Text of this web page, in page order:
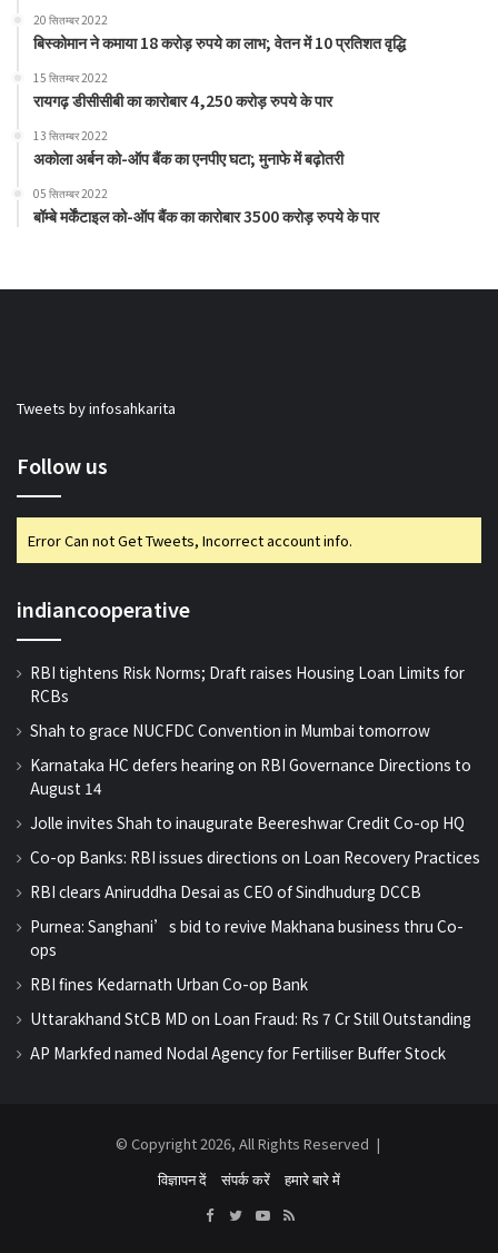
20 सितम्बर 2022
बिस्कोमान ने कमाया 18 करोड़ रुपये का लाभ; वेतन में 10 प्रतिशत वृद्धि
15 सितम्बर 2022
रायगढ़ डीसीसीबी का कारोबार 4,250 करोड़ रुपये के पार
13 सितम्बर 2022
अकोला अर्बन को-ऑप बैंक का एनपीए घटा; मुनाफे में बढ़ोतरी
05 सितम्बर 2022
बॉम्बे मर्केंटाइल को-ऑप बैंक का कारोबार 3500 करोड़ रुपये के पार
Tweets by infosahkarita
Follow us
Error Can not Get Tweets, Incorrect account info.
indiancooperative
RBI tightens Risk Norms; Draft raises Housing Loan Limits for
RCBs
Shah to grace NUCFDC Convention in Mumbai tomorrow
Karnataka HC defers hearing on RBI Governance Directions to
August 14
Jolle invites Shah to inaugurate Beereshwar Credit Co-op HQ
Co-op Banks: RBI issues directions on Loan Recovery Practices
RBI clears Aniruddha Desai as CEO of Sindhudurg DCCB
Purnea: Sanghani’s bid to revive Makhana business thru Co-
ops
RBI fines Kedarnath Urban Co-op Bank
Uttarakhand StCB MD on Loan Fraud: Rs 7 Cr Still Outstanding
AP Markfed named Nodal Agency for Fertiliser Buffer Stock
© Copyright 2026, All Rights Reserved |
विज्ञापन दें
संपर्क करें
हमारे बारे में
Facebook
TwitterYouTube
RSS